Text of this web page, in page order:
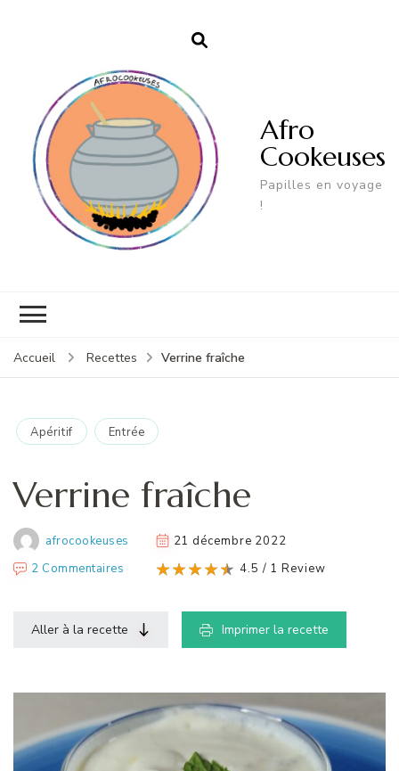
Afro
Cookeuses
Papilles en voyage
!
Accueil Recettes Verrine fraîche
Apéritif Entrée
Verrine fraîche
afrocookeuses
21 décembre 2022
2 Commentaires
4.5 / 1 Review
Aller à la recette Imprimer la recette